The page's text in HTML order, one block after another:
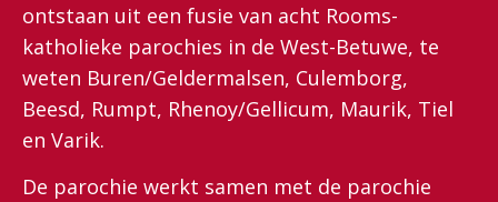
ontstaan uit een fusie van acht Rooms-
katholieke parochies in de West-Betuwe, te
weten Buren/Geldermalsen, Culemborg,
Beesd, Rumpt, Rhenoy/Gellicum, Maurik, Tiel
en Varik.
De parochie werkt samen met de parochie